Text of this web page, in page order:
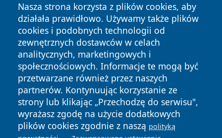
Nasza strona korzysta z plików cookies, aby
działała prawidłowo. Używamy także plików
cookies i podobnych technologii od
zewnętrznych dostawców w celach
analitycznych, marketingowych i
społecznościowych. Informacje te mogą być
przetwarzane również przez naszych
partnerów. Kontynuując korzystanie ze
strony lub klikając „Przechodzę do serwisu",
wyrażasz zgodę na użycie dodatkowych
plików cookies zgodnie z naszą polityką
Copyright © 2026 jeleniagoraonline.pl Wszystkie prawa
zastrzeżone.
News Autorzy
Polityka
Prywatności
Polityka
Cookies